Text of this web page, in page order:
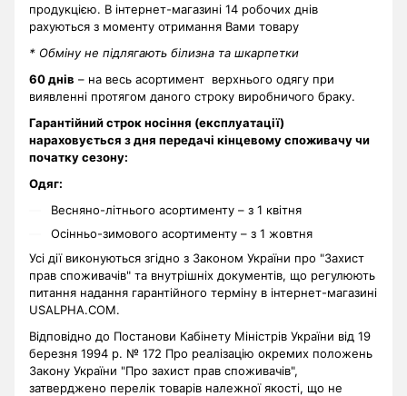
продукцією. В інтернет-магазині 14 робочих днів
рахуються з моменту отримання Вами товару
* Обміну не підлягають білизна та шкарпетки
60 днів – на весь асортимент верхнього одягу при
виявленні протягом даного строку виробничого браку.
Гарантійний строк носіння (експлуатації)
нараховується з дня передачі кінцевому споживачу чи
початку сезону:
Одяг:
Весняно-літнього асортименту – з 1 квітня
Осінньо-зимового асортименту – з 1 жовтня
Усі дії виконуються згідно з Законом України про "Захист
прав споживачів" та внутрішніх документів, що регулюють
питання надання гарантійного терміну в інтернет-магазині
USALPHA.COM.
Відповідно до Постанови Кабінету Міністрів України від 19
березня 1994 р. № 172 Про реалізацію окремих положень
Закону України "Про захист прав споживачів",
затверджено перелік товарів належної якості, що не